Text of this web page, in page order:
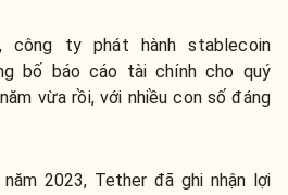
công ty phát hành stablecoin
bố báo cáo tài chính cho quý
vừa rồi, với nhiều con số đáng
2023, Tether đã ghi nhận lợi